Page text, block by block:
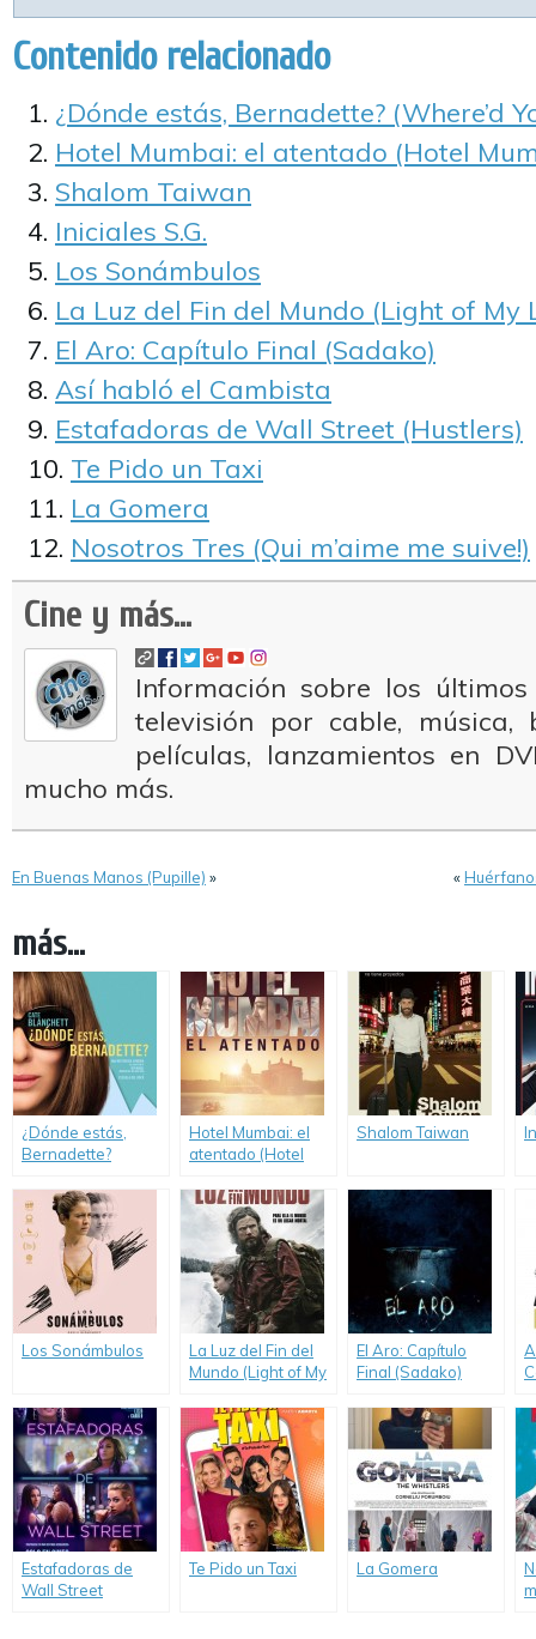
Contenido relacionado
¿Dónde estás, Bernadette? (Where’d
Hotel Mumbai: el atentado (Hotel
Shalom Taiwan
Iniciales S.G.
Los Sonámbulos
La Luz del Fin del Mundo (Light of My
El Aro: Capítulo Final (Sadako)
Así habló el Cambista
Estafadoras de Wall Street (Hustlers)
Te Pido un Taxi
La Gomera
Nosotros Tres (Qui m’aime me suive!)
Cine y más...
Información sobre los
televisión por cable, música,
películas, lanzamientos en
mucho más.
En Buenas Manos (Pupille) » «
más...
¿Dónde estás,
Bernadette?
Bernadette)
Hotel Mumbai: el
atentado (Hotel
Shalom Taiwan
Los Sonámbulos
La Luz del Fin del
Mundo (Light of My
El Aro: Capítulo
Final (Sadako)
Estafadoras de
Wall Street
Te Pido un Taxi La Gomera